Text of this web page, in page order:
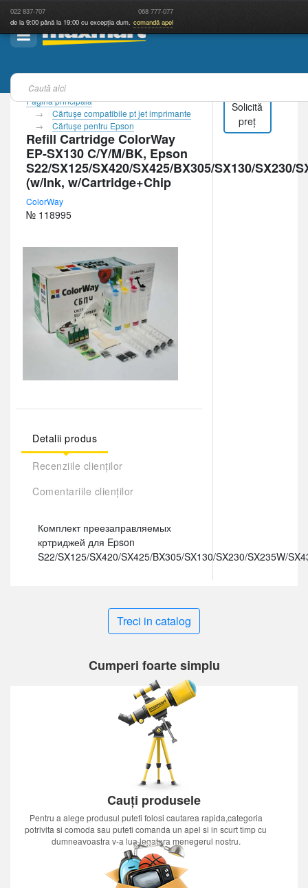
022 837-707 068 777-077
de la 9:00 până la 19:00 cu excepția dum. comandă apel
Pagina principală
Cărtuşe compatibile pt jet imprimante
Cărtuşe pentru Epson
Refill Cartridge ColorWay
EP-SX130 C/Y/M/BK, Epson
S22/SX125/SX420/SX425/BX305/SX130/SX230/
(w/Ink, w/Cartridge+Chip
ColorWay
№ 118995
Detalii produs
Recenziile clienților
Comentariile clienților
Комплект преезаправляемых
кртриджей для Epson
S22/SX125/SX420/SX425/BX305/SX130/SX230/SX235W/
Solicită
preț
Treci in catalog
Cumperi foarte simplu
Cauți produsele
Pentru a alege produsul puteti folosi cautarea rapida,categoria
potrivita si comoda sau puteti comanda un apel si in scurt timp cu
dumneavoastra v-a lua legatura menegerul nostru.